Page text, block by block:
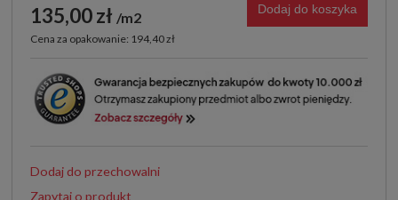
135,00 zł m2
Cena za opakowanie: 194,40 zł
Dodaj do koszyka
Dodaj do przechowalni
Zapytaj o produkt